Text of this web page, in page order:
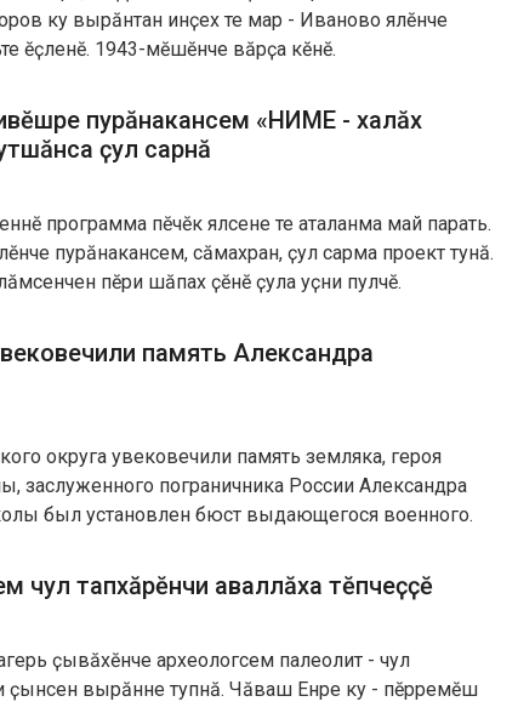
ку вырӑнтан инҫех те мар - Иваново ялӗнче
ӗҫленӗ. 1943-мӗшӗнче вӑрҫа кӗнӗ.
пурӑнакансем «НИМЕ - халӑх
ҫул сарнӑ
программа пӗчӗк ялсене те аталанма май парать.
пурӑнакансем, сӑмахран, ҫул сарма проект тунӑ.
пӗри шӑпах ҫӗнӗ ҫула уҫни пулчӗ.
память Александра
округа увековечили память земляка, героя
заслуженного пограничника России Александра
был установлен бюст выдающегося военного.
чул тапхӑрӗнчи аваллӑха тӗпчеҫҫӗ
ҫывӑхӗнче археологсем палеолит - чул
ҫынсен вырӑнне тупнӑ. Чӑваш Енре ку - пӗрремӗш